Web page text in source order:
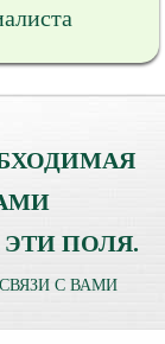
ПОЛЯ.
С ВАМИ